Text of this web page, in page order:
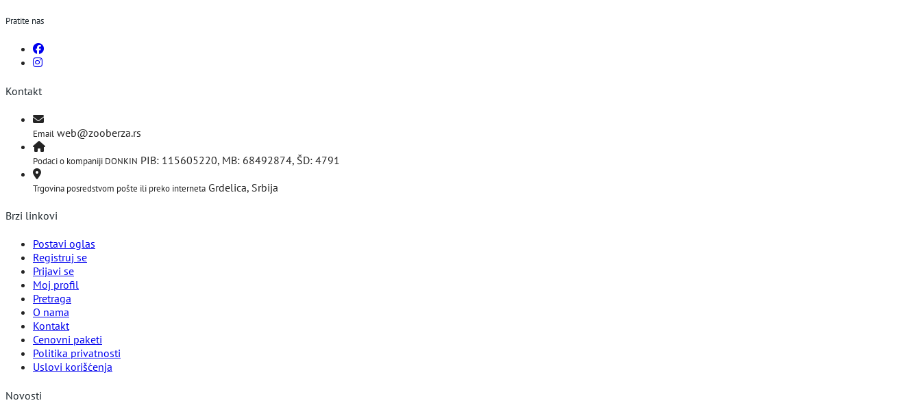
Pratite nas
Kontakt
Email web@zooberza.rs
Podaci o kompaniji DONKIN PIB: 115605220, MB: 68492874, ŠD: 4791
Trgovina posredstvom pošte ili preko interneta Grdelica, Srbija
Brzi linkovi
Postavi oglas
Registruj se
Prijavi se
Moj profil
Pretraga
O nama
Kontakt
Cenovni paketi
Politika privatnosti
Uslovi korišćenja
Novosti